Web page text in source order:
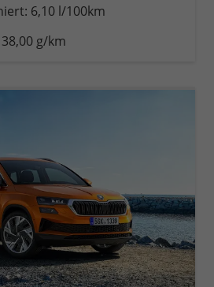
anfordern
Datei,
6,10 l/100km
g/km